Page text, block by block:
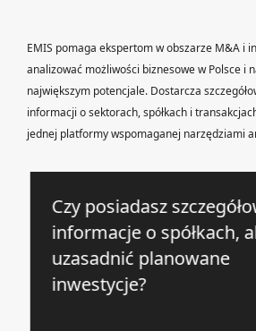
EMIS pomaga ekspertom w obszarze M&A i
analizować możliwości biznesowe w Polsce i
największym potencjale. Dostarcza
informacji o sektorach, spółkach i
jednej platformy wspomaganej narzędziami
Czy posiadasz
informacje o spółkach,
uzasadnić planowane
inwestycje?